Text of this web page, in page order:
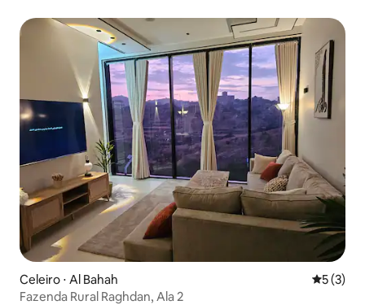
Celeiro ⋅ Al Bahah 5 de
5 (3)
Fazenda Rural Raghdan, Ala 2